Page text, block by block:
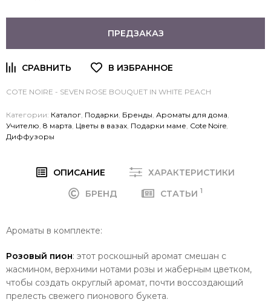
ПРЕДЗАКАЗ
COTE NOIRE - SEVEN ROSE BOUQUET IN WHITE PEACH
Категории: Каталог Подарки Бренды Ароматы для дома
Учителю 8 марта Цветы в вазах Подарки маме Cote Noire
Диффузоры
ОПИСАНИЕ
ХАРАКТЕРИСТИКИ
БРЕНД
СТАТЬИ 1
Ароматы в комплекте:
Розовый пион: этот роскошный аромат смешан с
жасмином, верхними нотами розы и жаберным цветком,
чтобы создать округлый аромат, почти воссоздающий
прелесть свежего пионового букета.